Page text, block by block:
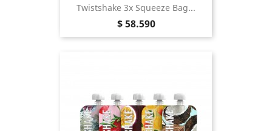
Twistshake 3x Squeeze Bag...
Precio
$ 58.590